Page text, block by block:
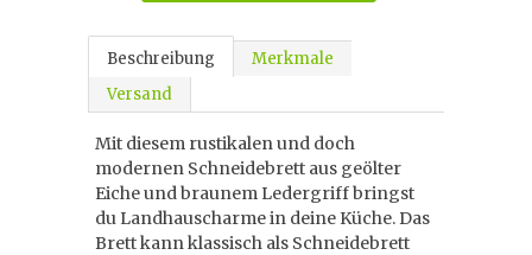
Beschreibung
Merkmale
Versand
Mit diesem rustikalen und doch
modernen Schneidebrett aus geölter
Eiche und braunem Ledergriff bringst
du Landhauscharme in deine Küche. Das
Brett kann klassisch als Schneidebrett